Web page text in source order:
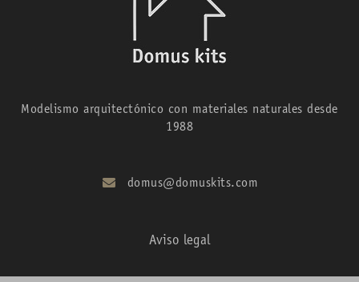
Modelismo arquitectónico con materiales naturales desde
1988
domus@domuskits.com
Aviso legal